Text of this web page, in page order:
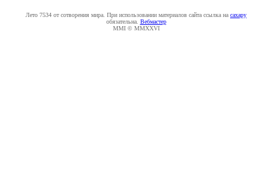
Лето 7534 от сотворения мира. При использовании материалов сайта ссылка на caxapу
обязательна. Вебмастер
MMI © MMXXVI